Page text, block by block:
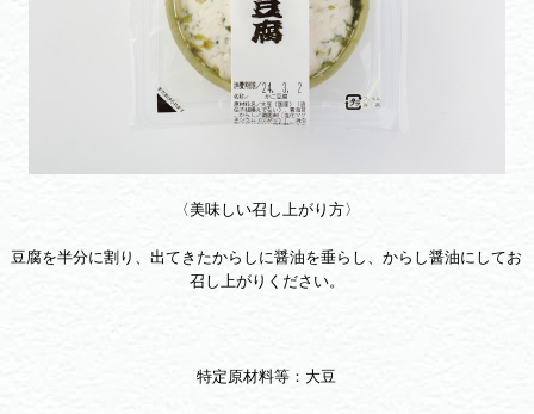
〈美味しい召し上がり方〉
豆腐を半分に割り、出てきたからしに醤油を垂らし、からし醤油にしてお
召し上がりください。
特定原材料等：大豆